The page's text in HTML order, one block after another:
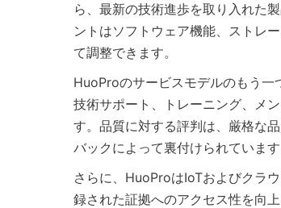
ら、最新の技術進歩を取り入れた
ントはソフトウェア機能、ストレ
HuoProのサービスモデルのもう
技術サポート、トレーニング、メ
す。品質に対する評判は、厳格な
さらに、HuoProはIoTおよびクラ
録された証拠へのアクセス性を向